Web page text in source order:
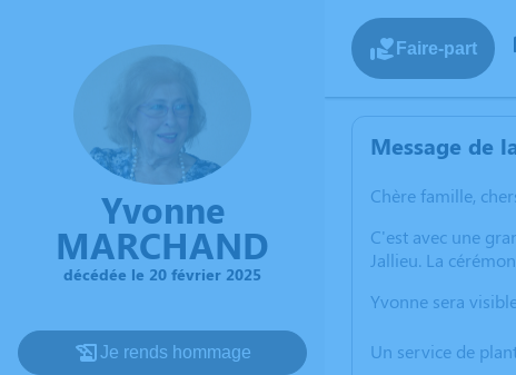
Yvonne
MARCHAND
décédée le 20 février 2025
Je rends hommage
Faire-part
Message de
Chère famille,
C'est avec une
Jallieu. La
Yvonne sera
Un service de